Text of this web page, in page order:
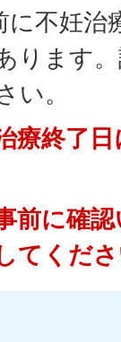
に不妊治
ります
い。
療終了
前に確
てくだ